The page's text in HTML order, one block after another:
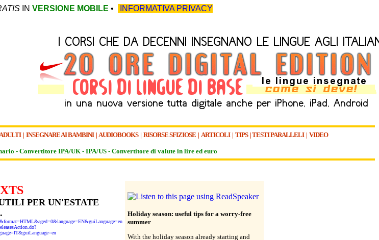
IN VERSIONE MOBILE • INFORMATIVA PRIVACY
| INSEGNARE AI BAMBINI| AUDIOBOOKS| RISORSE SFIZIOSE | ARTICOLI| TIPS|TESTI PARALLELI| VIDEO
- Convertitore IPA/UK - IPA/US - Convertitore di valute in lire ed euro
PER UN'ESTATE
Holiday season: useful tips for a worry-free
summer
With the holiday season already starting and